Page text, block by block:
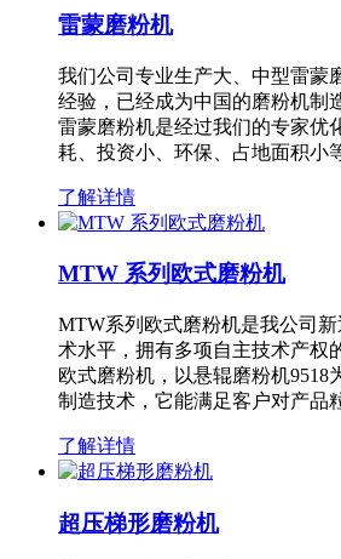
雷蒙磨粉机
我们公司专业生产大、中型雷蒙
经验，已经成为中国的磨粉机制
雷蒙磨粉机是经过我们的专家优
耗、投资小、环保、占地面积小
了解详情
MTW 系列欧式磨粉机
MTW系列欧式磨粉机是我公司
术水平，拥有多项自主技术产权
欧式磨粉机，以悬辊磨粉机9518
制造技术，它能满足客户对产品
了解详情
超压梯形磨粉机